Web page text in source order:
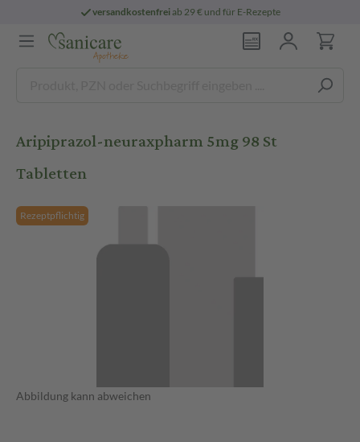
versandkostenfreiab 29 € und für E-Rezepte
Aripiprazol-neuraxpharm 5mg 98 St
Tabletten
Rezeptpflichtig
Abbildung kann abweichen